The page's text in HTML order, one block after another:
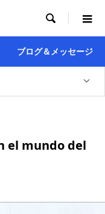

ブログ＆メッセージ
el mundo del